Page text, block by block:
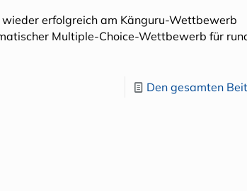
wieder erfolgreich am Känguru-Wettbewerb
Multiple-Choice-Wettbewerb für
Den gesamten